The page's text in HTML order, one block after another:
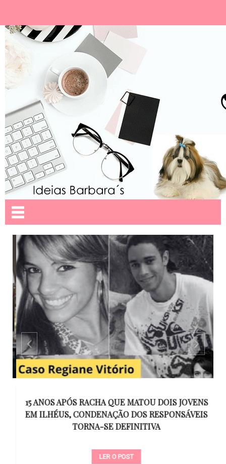
15 ANOS APÓS RACHA QUE MATOU DOIS JOVENS
EM ILHÉUS, CONDENAÇÃO DOS RESPONSÁVEIS
TORNA-SE DEFINITIVA
LER O POST